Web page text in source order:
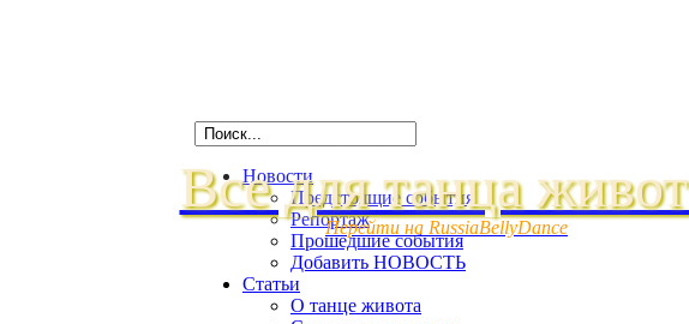
Все для танца
Перейти на RussiaBellyDance
Новости
Предстоящие события
Репортаж
Прошедшие события
Добавить НОВОСТЬ
Статьи
О танце живота